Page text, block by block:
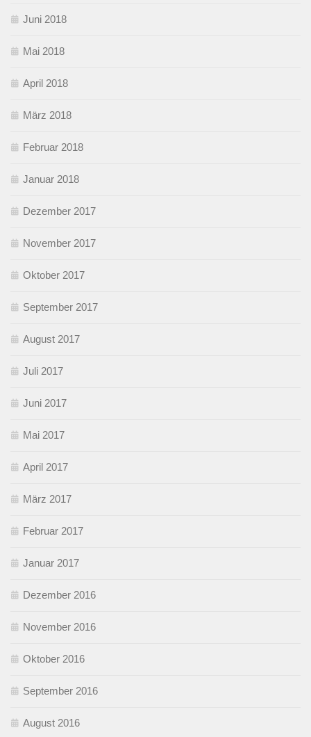
Juni 2018
Mai 2018
April 2018
März 2018
Februar 2018
Januar 2018
Dezember 2017
November 2017
Oktober 2017
September 2017
August 2017
Juli 2017
Juni 2017
Mai 2017
April 2017
März 2017
Februar 2017
Januar 2017
Dezember 2016
November 2016
Oktober 2016
September 2016
August 2016